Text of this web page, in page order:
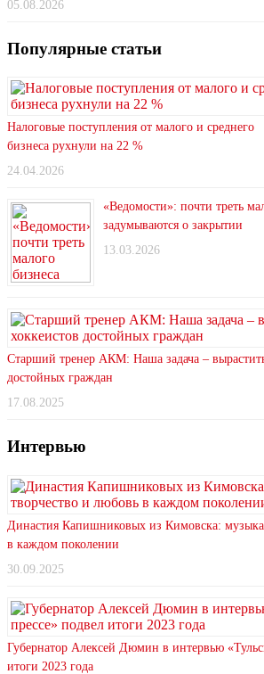
05.08.2026
Популярные статьи
Налоговые поступления от малого и среднего
бизнеса рухнули на 22 %
24.04.2026
«Ведомости»: почти треть
задумываются о закрытии
13.03.2026
Старший тренер АКМ: Наша задача –
достойных граждан
17.08.2025
Интервью
Династия Капишниковых из Кимовска:
в каждом поколении
30.09.2025
Губернатор Алексей Дюмин в интервью
итоги 2023 года